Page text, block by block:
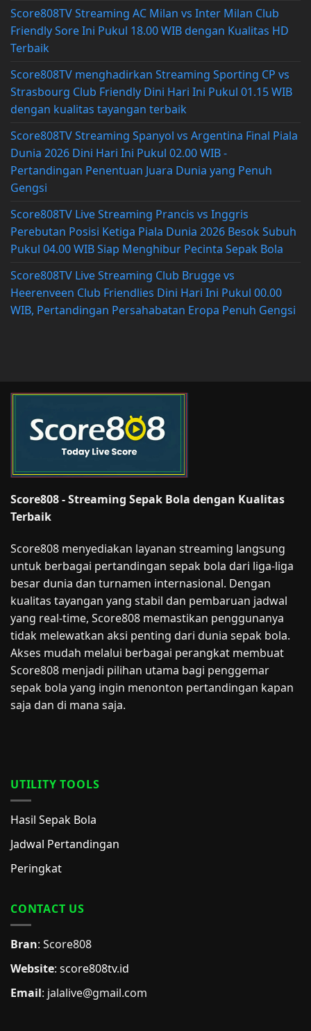
Score808TV Streaming AC Milan vs Inter Milan Club
Friendly Sore Ini Pukul 18.00 WIB dengan Kualitas HD
Terbaik
Score808TV menghadirkan Streaming Sporting CP vs
Strasbourg Club Friendly Dini Hari Ini Pukul 01.15 WIB
dengan kualitas tayangan terbaik
Score808TV Streaming Spanyol vs Argentina Final Piala
Dunia 2026 Dini Hari Ini Pukul 02.00 WIB -
Pertandingan Penentuan Juara Dunia yang Penuh
Gengsi
Score808TV Live Streaming Prancis vs Inggris
Perebutan Posisi Ketiga Piala Dunia 2026 Besok Subuh
Pukul 04.00 WIB Siap Menghibur Pecinta Sepak Bola
Score808TV Live Streaming Club Brugge vs
Heerenveen Club Friendlies Dini Hari Ini Pukul 00.00
WIB, Pertandingan Persahabatan Eropa Penuh Gengsi
Score808 - Streaming Sepak Bola dengan Kualitas
Terbaik
Score808 menyediakan layanan streaming langsung
untuk berbagai pertandingan sepak bola dari liga-liga
besar dunia dan turnamen internasional. Dengan
kualitas tayangan yang stabil dan pembaruan jadwal
yang real-time, Score808 memastikan penggunanya
tidak melewatkan aksi penting dari dunia sepak bola.
Akses mudah melalui berbagai perangkat membuat
Score808 menjadi pilihan utama bagi penggemar
sepak bola yang ingin menonton pertandingan kapan
saja dan di mana saja.
UTILITY TOOLS
Hasil Sepak Bola
Jadwal Pertandingan
Peringkat
CONTACT US
Bran: Score808
Website: score808tv.id
Email: jalalive@gmail.com